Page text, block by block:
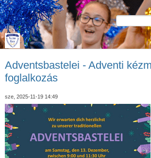
Ugrás a tartalomra
Skip to search
Login links
Keresés
Keresés
Adventsbastelei - Adventi
foglalkozás
sze, 2025-11-19 14:49